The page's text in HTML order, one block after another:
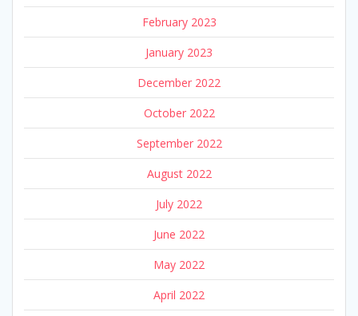
February 2023
January 2023
December 2022
October 2022
September 2022
August 2022
July 2022
June 2022
May 2022
April 2022